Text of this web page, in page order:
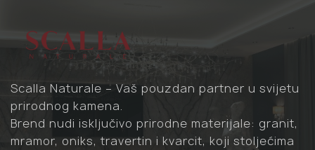
Scalla Naturale – Vaš pouzdan partner u svijetu
prirodnog kamena.
Brend nudi isključivo prirodne materijale: granit,
mramor, oniks, travertin i kvarcit, koji stoljećima